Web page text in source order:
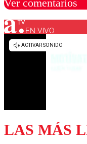
Ver comentarios
Los comentarios
EN VIVO
LAS MÁS